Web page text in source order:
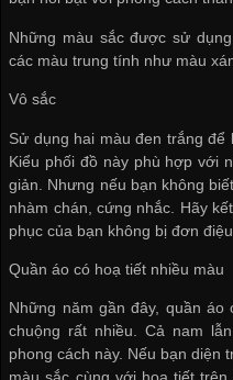
Những màu sắc được sử
các màu trung tính như màu
Vô sắc
Sử dụng hai màu đen trắng để
Kiểu phối đồ này phù hợp với
giản. Nhưng nếu bạn không
nhàm chán, cứng nhắc. Hãy
phục của bạn không bị đơn điệu
Quần áo có hoạ tiết nhiều màu
Những năm gần đây, quần
chuộng rất nhiều. Cả nam
phong cách này. Nếu bạn diện